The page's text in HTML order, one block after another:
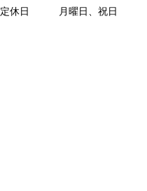
定休日 月曜日、祝日